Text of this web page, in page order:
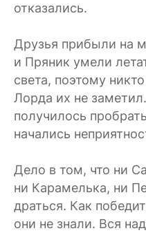
отказались.
Друзья прибыли на
и Пряник умели
света, поэтому
Лорда их не
получилось
начались
Дело в том, что ни
ни Карамелька, ни
драться. Как
они не знали. Вся